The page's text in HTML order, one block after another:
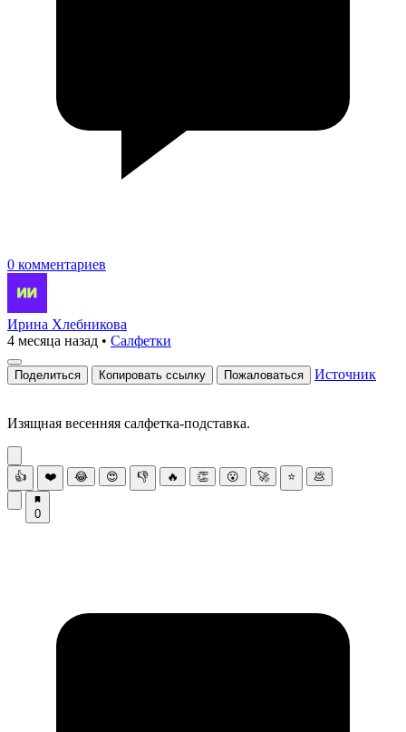
0 комментариев
Ирина Хлебникова
4 месяца назад • Салфетки
Поделиться Копировать ссылку Пожаловаться Источник
Изящная весенняя салфетка-подставка.
👍 ❤️ 😂 😍 👎 🔥 👏 😮 🚀 ⭐ 💩
0